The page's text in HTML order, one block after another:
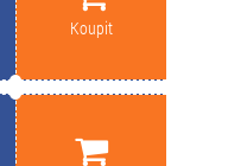
Koupit